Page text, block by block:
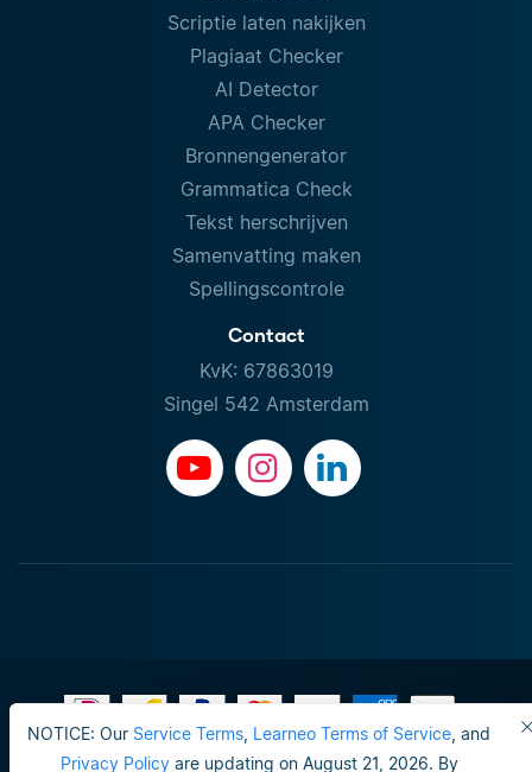
NOTICE: Our Service Terms Learneo Terms of Service , and
Privacy Policyare updating on August 21, 2026. By
Scriptie laten nakijken
Plagiaat Checker
AI Detector
APA Checker
Bronnengenerator
Grammatica Check
Tekst herschrijven
Samenvatting maken
Spellingscontrole
Contact
KvK: 67863019
Singel 542 Amsterdam
Gebruiksvoorwaarden